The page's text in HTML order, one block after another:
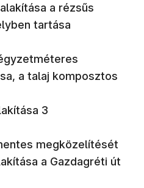
a rézsűs
tartása
a talaj komposztos
3
megközelítését
a Gazdagréti út